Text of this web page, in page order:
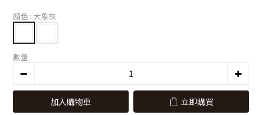
顏色 : 大象灰
數量
加入購物車 立即購買